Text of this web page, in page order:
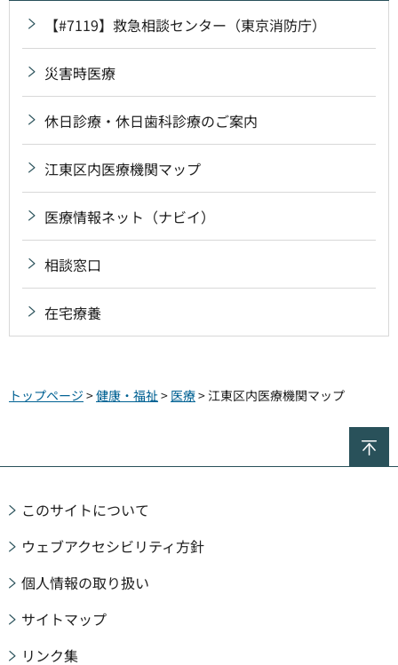
【#7119】救急相談センター（東京消防庁）
災害時医療
休日診療・休日歯科診療のご案内
江東区内医療機関マップ
医療情報ネット（ナビイ）
相談窓口
在宅療養
トップページ >健康・福祉 > 医療> 江東区内医療機関マップ
このサイトについて
ウェブアクセシビリティ方針
個人情報の取り扱い
サイトマップ
リンク集